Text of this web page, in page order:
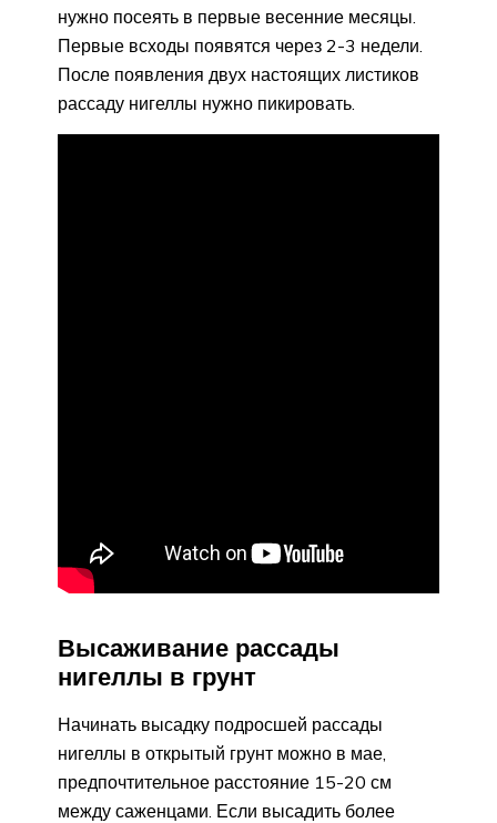
нужно посеять в первые весенние месяцы.
Первые всходы появятся через 2-3 недели.
После появления двух настоящих листиков
рассаду нигеллы нужно пикировать.
Высаживание рассады
нигеллы в грунт
Начинать высадку подросшей рассады
нигеллы в открытый грунт можно в мае,
предпочтительное расстояние 15-20 см
между саженцами. Если высадить более